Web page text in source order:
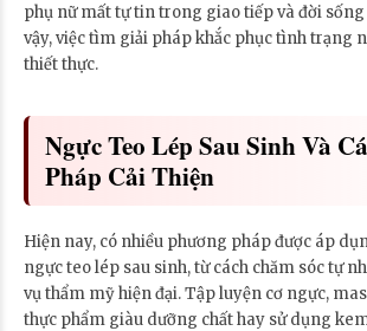
phụ nữ mất tự tin trong giao tiếp và đời sống
vậy, việc tìm giải pháp khắc phục tình trạng
thiết thực.
Ngực Teo Lép Sau Sinh Và
Pháp Cải Thiện
Hiện nay, có nhiều phương pháp được áp
ngực teo lép sau sinh, từ cách chăm sóc tự
vụ thẩm mỹ hiện đại. Tập luyện cơ ngực,
thực phẩm giàu dưỡng chất hay sử dụng